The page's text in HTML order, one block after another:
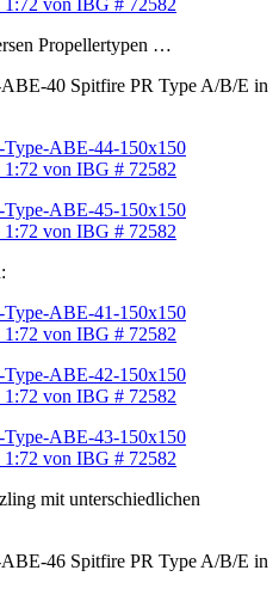
Propellertypen …
mit unterschiedlichen